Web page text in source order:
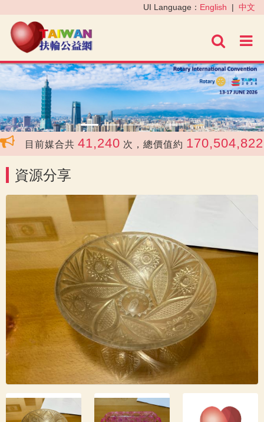
進階
UI Language： English | 中文
‹ ›
目前媒合共 41,240 次，總價值約 170,504,822
資源分享